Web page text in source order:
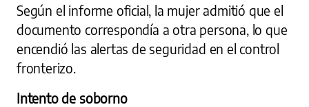
Según el informe oficial, la mujer admitió que el
documento correspondía a otra persona, lo que
encendió las alertas de seguridad en el control
fronterizo.
Intento de soborno